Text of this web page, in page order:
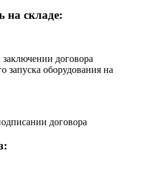
на складе:
договора
запуска оборудования на
договора